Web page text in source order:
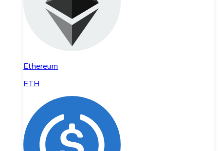
Ethereum
ETH